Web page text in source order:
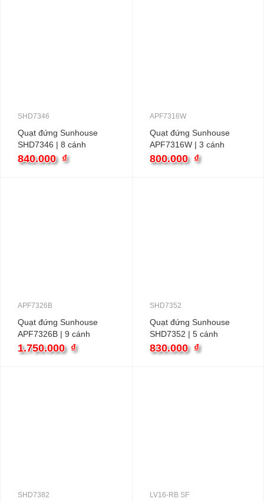
SHD7346
Quạt đứng Sunhouse
SHD7346 | 8 cánh
840.000 ₫
APF7316W
Quạt đứng Sunhouse
APF7316W | 3 cánh
800.000 ₫
APF7326B
Quạt đứng Sunhouse
APF7326B | 9 cánh
1.750.000 ₫
SHD7352
Quạt đứng Sunhouse
SHD7352 | 5 cánh
830.000 ₫
SHD7382 LV16-RB SF